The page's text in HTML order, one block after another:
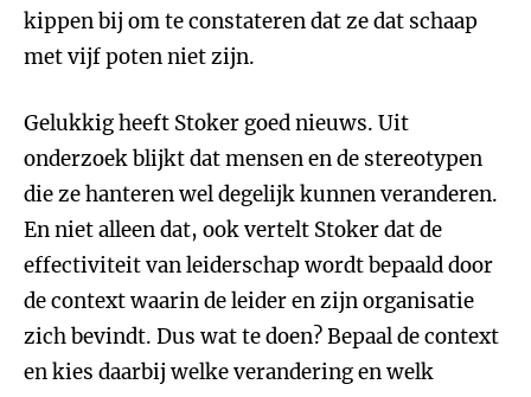
kippen bij om te constateren dat ze dat schaap
met vijf poten niet zijn.
Gelukkig heeft Stoker goed nieuws. Uit
onderzoek blijkt dat mensen en de stereotypen
die ze hanteren wel degelijk kunnen veranderen.
En niet alleen dat, ook vertelt Stoker dat de
effectiviteit van leiderschap wordt bepaald door
de context waarin de leider en zijn organisatie
zich bevindt. Dus wat te doen? Bepaal de context
en kies daarbij welke verandering en welk